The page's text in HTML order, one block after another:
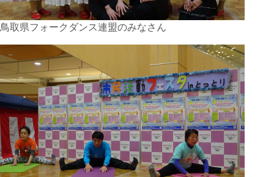
鳥取県フォークダンス連盟のみなさん